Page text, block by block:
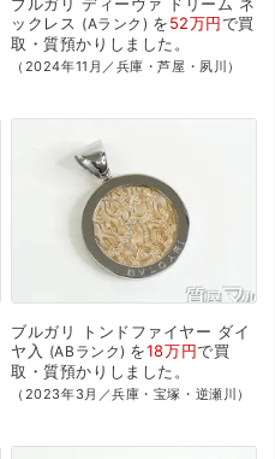
ックレス
Aランク を52万円で買
取・質預かり しました。
（2024年11月／兵庫・芦屋・夙川）
ブルガリ トンドファイヤー ダイ
ヤ入
ABランク を18万円で買
取・質預かり しました。
（2023年3月／兵庫・宝塚・逆瀬川）